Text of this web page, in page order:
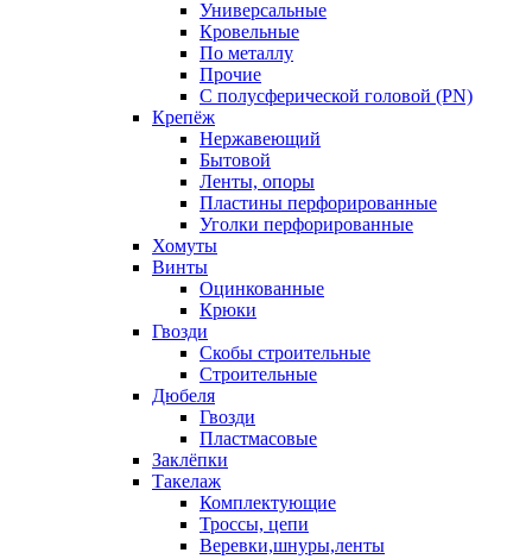
Универсальные
Кровельные
По металлу
Прочие
С полусферической головой (PN)
Крепёж
Нержавеющий
Бытовой
Ленты, опоры
Пластины перфорированные
Уголки перфорированные
Хомуты
Винты
Оцинкованные
Крюки
Гвозди
Скобы строительные
Строительные
Дюбеля
Гвозди
Пластмасовые
Заклёпки
Такелаж
Комплектующие
Троссы, цепи
Веревки,шнуры,ленты